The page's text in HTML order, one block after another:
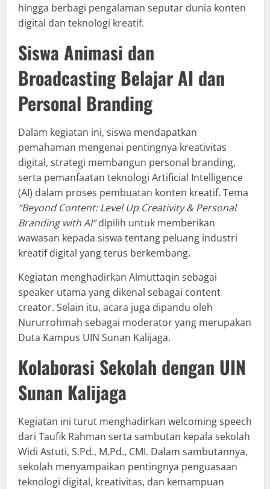
hingga berbagi pengalaman seputar dunia konten
digital dan teknologi kreatif.
Siswa Animasi dan
Broadcasting Belajar AI dan
Personal Branding
Dalam kegiatan ini, siswa mendapatkan
pemahaman mengenai pentingnya kreativitas
digital, strategi membangun personal branding,
serta pemanfaatan teknologi Artificial Intelligence
(AI) dalam proses pembuatan konten kreatif. Tema
“Beyond Content: Level Up Creativity & Personal
Branding with AI”dipilih untuk memberikan
wawasan kepada siswa tentang peluang industri
kreatif digital yang terus berkembang.
Kegiatan menghadirkan Almuttaqin sebagai
speaker utama yang dikenal sebagai content
creator. Selain itu, acara juga dipandu oleh
Nururrohmah sebagai moderator yang merupakan
Duta Kampus UIN Sunan Kalijaga.
Kolaborasi Sekolah dengan UIN
Sunan Kalijaga
Kegiatan ini turut menghadirkan welcoming speech
dari Taufik Rahman serta sambutan kepala sekolah
Widi Astuti, S.Pd., M.Pd., CMI. Dalam sambutannya,
sekolah menyampaikan pentingnya penguasaan
teknologi digital, kreativitas, dan kemampuan